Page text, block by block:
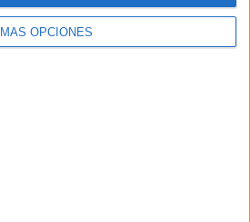
MÁS OPCIONES